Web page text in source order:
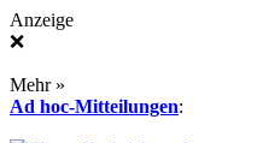
Anzeige
❌
Mehr »
Ad hoc-Mitteilungen: